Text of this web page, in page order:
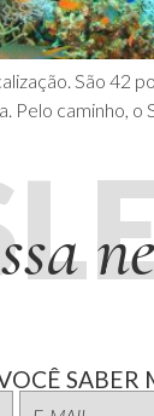
São 42
caminho,
SABER